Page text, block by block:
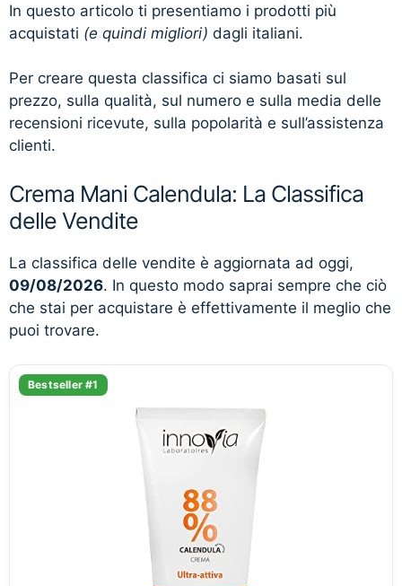
In questo articolo ti presentiamo i prodotti più
acquistati (e quindi migliori) dagli italiani.
Per creare questa classifica ci siamo basati sul
prezzo, sulla qualità, sul numero e sulla media delle
recensioni ricevute, sulla popolarità e sull’assistenza
clienti.
Crema Mani Calendula: La Classifica
delle Vendite
La classifica delle vendite è aggiornata ad oggi,
09/08/2026. In questo modo saprai sempre che ciò
che stai per acquistare è effettivamente il meglio che
puoi trovare.
Bestseller #1